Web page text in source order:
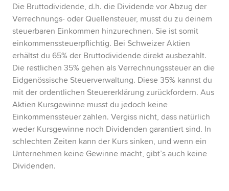
Die Bruttodividende, d.h. die Dividende vor Abzug der
Verrechnungs- oder Quellensteuer, musst du zu deinem
steuerbaren Einkommen hinzurechnen. Sie ist somit
einkommenssteuerpflichtig. Bei Schweizer Aktien
erhältst du 65% der Bruttodividende direkt ausbezahlt.
Die restlichen 35% gehen als Verrechnungssteuer an die
Eidgenössische Steuerverwaltung. Diese 35% kannst du
mit der ordentlichen Steuererklärung zurückfordern. Aus
Aktien Kursgewinne musst du jedoch keine
Einkommenssteuer zahlen. Vergiss nicht, dass natürlich
weder Kursgewinne noch Dividenden garantiert sind. In
schlechten Zeiten kann der Kurs sinken, und wenn ein
Unternehmen keine Gewinne macht, gibt’s auch keine
Dividenden.